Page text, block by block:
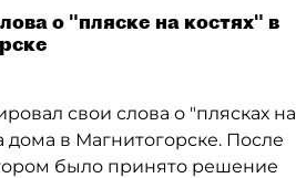
о "пляске на костях" в
свои слова о "плясках на
дома в Магнитогорске. После
было принято решение